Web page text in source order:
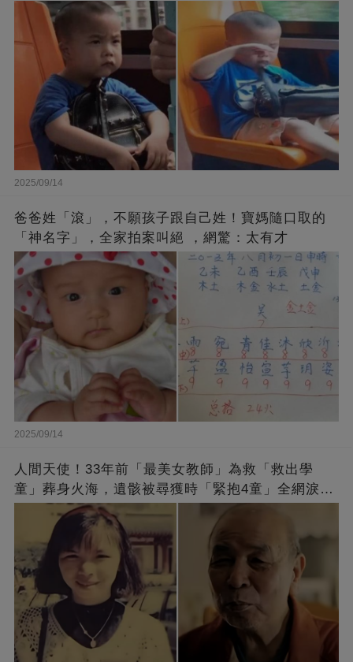
2025/09/14
爸爸姓「滾」，不願孩子跟自己姓！寶媽隨口取的
「神名字」，全家拍案叫絕 ，網驚：太有才
2025/09/14
人間天使！33年前「最美女教師」為救「救出學
童」葬身火海，遺骸被尋獲時「緊抱4童」全網淚
崩：真正的英雄不該被遺忘